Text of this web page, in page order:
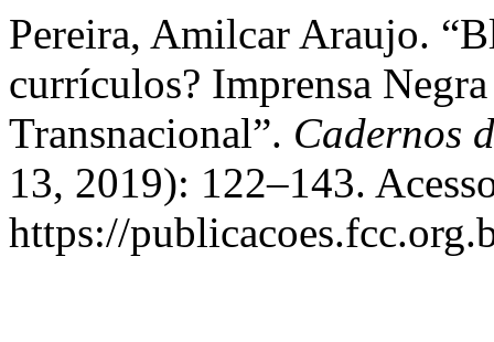
Pereira, Amilcar Araujo.
currículos? Imprensa
Transnacional”. Cadernos
13, 2019): 122–143.
https://